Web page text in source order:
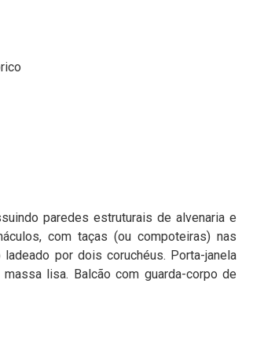
paredes estruturais de alvenaria e
com taças (ou compoteiras) nas
por dois coruchéus. Porta-janela
lisa. Balcão com guarda-corpo de